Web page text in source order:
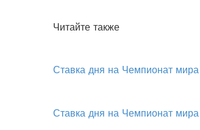
Читайте также
Ставка дня на Чемпионат
Ставка дня на Чемпионат